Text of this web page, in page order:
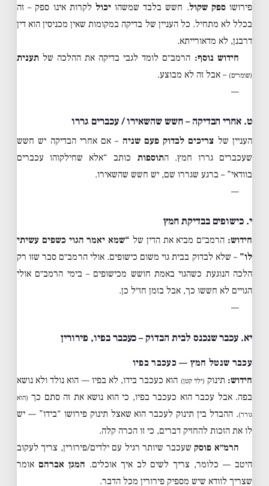
פירושוספק שקול. חשש בלבד שמשהויכול לקרות אינו ספק – זה
בכלל לא מתחיל. כל העניין של בדיקה במקומות שאין מכניסין הוא דין
דרבנן, לא מדאורייתא.
חידוש נוסף: הרמב״ם לומד לגבי בדיקה את ההלכה של תענית
(שומרים) – אבל זה לא מבוצע.
—
ט. אחרי הבדיקה – חשש שהשאירו / עכברים גררו
העניין של צריכים לבדוק פעם שניה – אם אחרי הבדיקה יש חשש
שעכברים גררו חמץ. התוספות כותב “אלא שחילקוהו עכברים
בוודאי” – ברגע שגררו שם, יש חשש שהשאירו.
—
י. כישופים בבדיקת חמץ
חידוש: הרמב״ם מביא את הדין של “שמא יאמר הגוי כשפים עשיתי
לו” – שלא לבדוק בבית גוי משום כישופים. אולי הרמב״ם סבר שזו רק
הלכה הנוגעת כשהגוי באמת חושש מכישופים – בימי הרמב״ם אולי
הגויים לא חששו כך, אבל בזמן חז״ל כן.
—
יא. עכבר שנכנס לבית הבדוק – כעכבר בפיו, פירורין
עכבר שנטל חמץ — כעכבר בפיו
חידוש: תינוק (ילד קטן) הוא כעכבר בידו, לא בפיו — הוא נולד ולא נושא
בפה. אבל עכבר הוא כעכבר בפיו, כי הוא נושא את זה סתם כך (הוא
גורר). ההבדל בין תינוק לעכבר הוא שאצל תינוק פירושו “בידו” — יש
לו את הזכות להחזיק דברים, כי זו הכרה קלה.
הרמ״א פוסקשעכבר שיותר רגיל עם ילדים/פירורין, צריך לעקוב
היטב — כלומר, צריך לשים לב איך אוכלים. המגן אברהם אומר
שצריך לוודא שיש מספיק פירורין מכל הדבר.